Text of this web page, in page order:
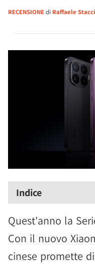
RECENSIONEdi Raffaele
Indice
Quest'anno la
Con il nuovo
cinese promette